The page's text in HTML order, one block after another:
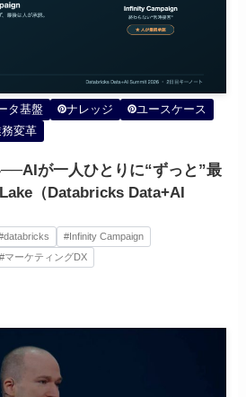
タ基盤 ナレッジ
ユースケース
変革
が一人ひとりに“ずっと”最
（Databricks Data+AI
#Infinity Campaign
#マーケティングDX